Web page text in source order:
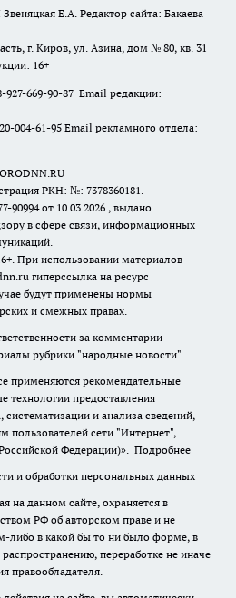
Е.А. Редактор сайта: Бакаева
г. Киров, ул. Азина, дом № 80, кв. 31
16+
927-669-90-87 Email редакции:
004-61-95 Email рекламного отдела:
РКН: №: 7378360181.
от 10.03.2026., выдано
в сфере связи, информационных
При использовании материалов
гиперссылка на ресурс
будут применены нормы
и смежных правах.
за комментарии
рубрики "народные новости".
применяются рекомендательные
технологии предоставления
и анализа сведений,
пользователей сети "Интернет",
Федерации)». Подробнее
и обработки персональных данных
на данном сайте, охраняется в
РФ об авторском праве и не
либо в какой бы то ни было форме, в
переработке не иначе
правообладателя.